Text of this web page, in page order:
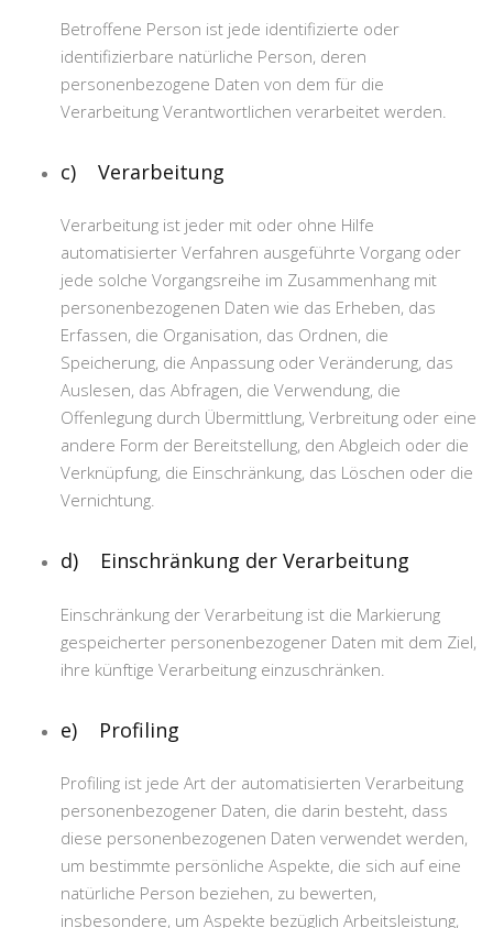
Betroffene Person ist jede identifizierte oder
identifizierbare natürliche Person, deren
personenbezogene Daten von dem für die
Verarbeitung Verantwortlichen verarbeitet werden.
c) Verarbeitung
Verarbeitung ist jeder mit oder ohne Hilfe
automatisierter Verfahren ausgeführte Vorgang oder
jede solche Vorgangsreihe im Zusammenhang mit
personenbezogenen Daten wie das Erheben, das
Erfassen, die Organisation, das Ordnen, die
Speicherung, die Anpassung oder Veränderung, das
Auslesen, das Abfragen, die Verwendung, die
Offenlegung durch Übermittlung, Verbreitung oder eine
andere Form der Bereitstellung, den Abgleich oder die
Verknüpfung, die Einschränkung, das Löschen oder die
Vernichtung.
d) Einschränkung der Verarbeitung
Einschränkung der Verarbeitung ist die Markierung
gespeicherter personenbezogener Daten mit dem Ziel,
ihre künftige Verarbeitung einzuschränken.
e) Profiling
Profiling ist jede Art der automatisierten Verarbeitung
personenbezogener Daten, die darin besteht, dass
diese personenbezogenen Daten verwendet werden,
um bestimmte persönliche Aspekte, die sich auf eine
natürliche Person beziehen, zu bewerten,
insbesondere, um Aspekte bezüglich Arbeitsleistung,